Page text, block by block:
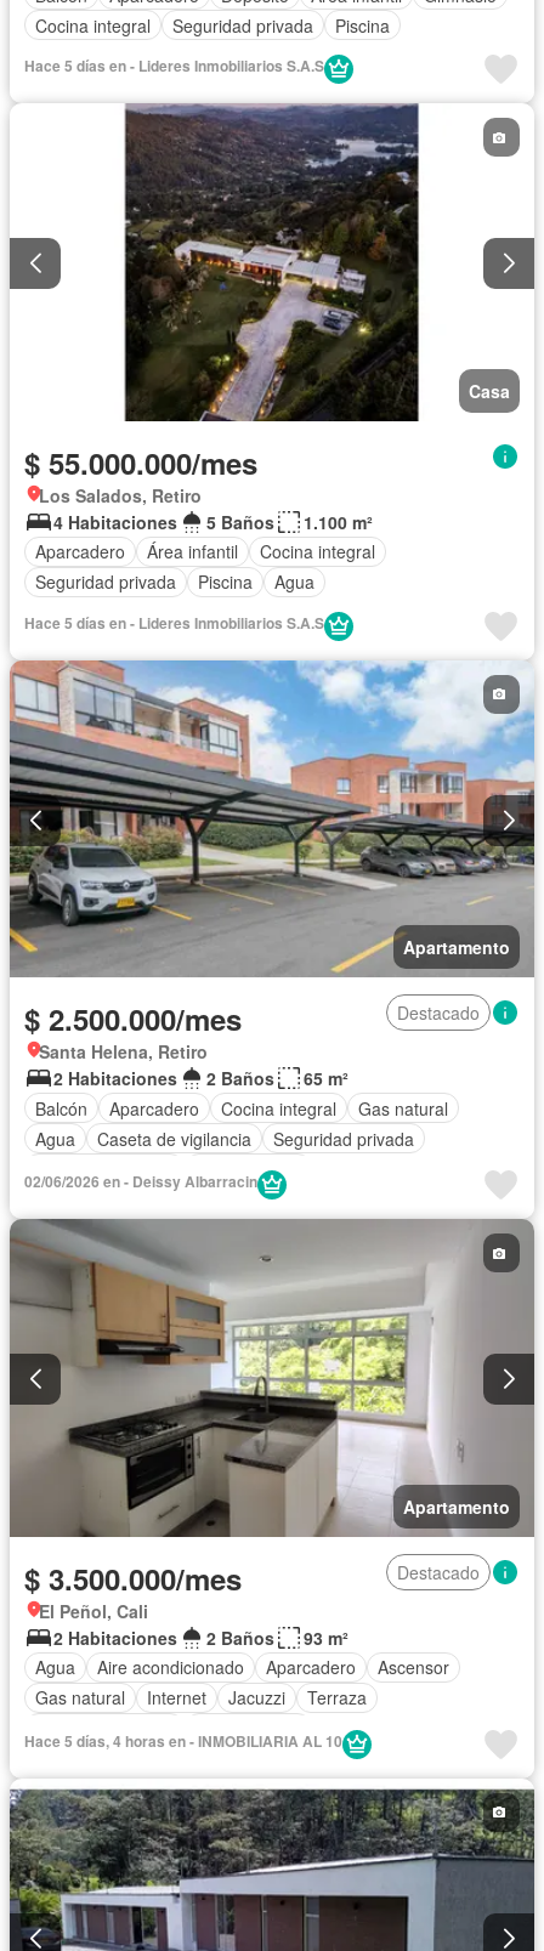
Cocina integral
Seguridad privada Piscina
Hace 5 días en - Lideres Inmobiliarios S.A.S
Casa
$ 55.000.000/mes
Los Salados, Retiro
4 Habitaciones
5 Baños
1.100 m²
Aparcadero
Área infantil
Cocina integral
Seguridad privada
Piscina Agua
Hace 5 días en - Lideres Inmobiliarios S.A.S
Apartamento
$ 2.500.000/mes
Destacado
Santa Helena, Retiro
2 Habitaciones
2 Baños
65 m²
Balcón
Aparcadero Cocina integral
Gas natural
Agua
Caseta de vigilancia
Seguridad privada
Permite niños
02/06/2026 en - Deissy Albarracin
Apartamento
$ 3.500.000/mes
Destacado
El Peñol, Cali
2 Habitaciones
2 Baños
93 m²
Agua
Aire acondicionado Aparcadero
Ascensor
Gas natural
Internet Jacuzzi
Terraza
Hace 5 días, 4 horas en - INMOBILIARIA AL 10